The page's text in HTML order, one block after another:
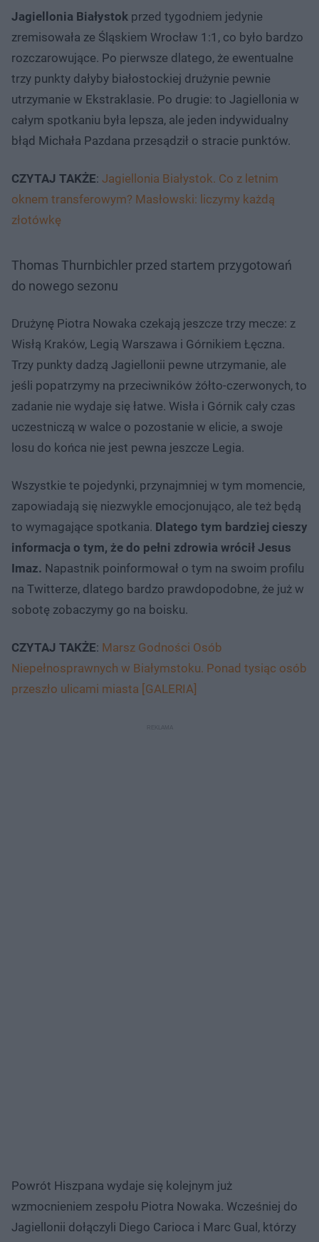
Jagiellonia Białystok przed tygodniem jedynie
zremisowała ze Śląskiem Wrocław 1:1, co było bardzo
rozczarowujące. Po pierwsze dlatego, że ewentualne
trzy punkty dałyby białostockiej drużynie pewnie
utrzymanie w Ekstraklasie. Po drugie: to Jagiellonia w
całym spotkaniu była lepsza, ale jeden indywidualny
błąd Michała Pazdana przesądził o stracie punktów.
CZYTAJ TAKŻE: Jagiellonia Białystok. Co z letnim
oknem transferowym? Masłowski: liczymy każdą
złotówkę
Thomas Thurnbichler przed startem przygotowań
do nowego sezonu
Drużynę Piotra Nowaka czekają jeszcze trzy mecze: z
Wisłą Kraków, Legią Warszawa i Górnikiem Łęczna.
Trzy punkty dadzą Jagiellonii pewne utrzymanie, ale
jeśli popatrzymy na przeciwników żółto-czerwonych, to
zadanie nie wydaje się łatwe. Wisła i Górnik cały czas
uczestniczą w walce o pozostanie w elicie, a swoje
losu do końca nie jest pewna jeszcze Legia.
Wszystkie te pojedynki, przynajmniej w tym momencie,
zapowiadają się niezwykle emocjonująco, ale też będą
to wymagające spotkania. Dlatego tym bardziej cieszy
informacja o tym, że do pełni zdrowia wrócił Jesus
Imaz. Napastnik poinformował o tym na swoim profilu
na Twitterze, dlatego bardzo prawdopodobne, że już w
sobotę zobaczymy go na boisku.
CZYTAJ TAKŻE: Marsz Godności Osób
Niepełnosprawnych w Białymstoku. Ponad tysiąc osób
przeszło ulicami miasta [GALERIA]
Powrót Hiszpana wydaje się kolejnym już
wzmocnieniem zespołu Piotra Nowaka. Wcześniej do
Jagiellonii dołączyli Diego Carioca i Marc Gual, którzy